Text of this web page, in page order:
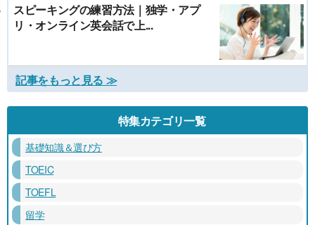
スピーキングの練習方法｜独学・アプ
リ・オンライン英会話で上...
記事をもっと見る ≫
特集カテゴリ一覧
基礎知識＆選び方
TOEIC
TOEFL
留学